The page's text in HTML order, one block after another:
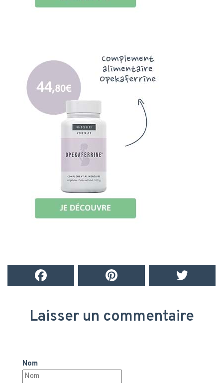
Laisser un commentaire
Nom